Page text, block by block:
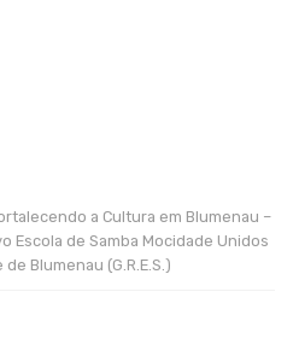
a Cultura em Blumenau –
Escola de Samba Mocidade Unidos
Blumenau (G.R.E.S.)